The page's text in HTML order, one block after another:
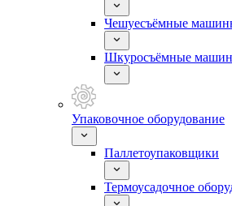
Чешуесъёмные
Шкуросъёмные
Упаковочное оборудование
Паллетоупаковщики
Термоусадочное